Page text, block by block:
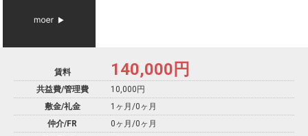
賃料 140,000 円
共益費/管理費
10,000円
敷金/礼金
1ヶ月 /0ヶ月
仲介/FR
0ヶ月 /0ヶ月